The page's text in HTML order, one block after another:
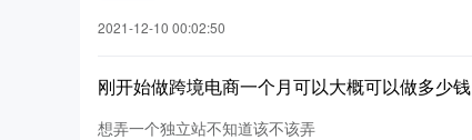
2021-12-10 00:02:50
刚开始做跨境电商一个月可以大概可以做多少钱
想弄一个独立站不知道该不该弄